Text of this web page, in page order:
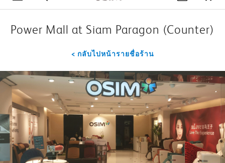
(Counter)
Power Mall at Siam Paragon (Counter)
< กลับไปหน้ารายชื่อร้าน